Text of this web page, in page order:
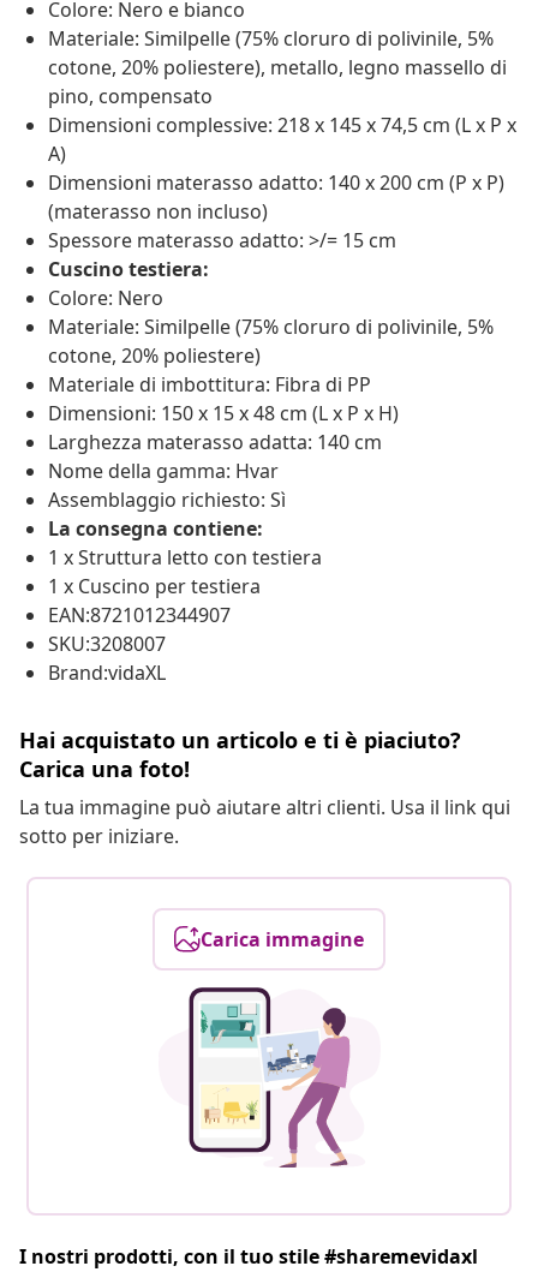
Colore: Nero e bianco
Materiale: Similpelle (75% cloruro di polivinile, 5%
cotone, 20% poliestere), metallo, legno massello di
pino, compensato
Dimensioni complessive: 218 x 145 x 74,5 cm (L x P x
A)
Dimensioni materasso adatto: 140 x 200 cm (P x P)
(materasso non incluso)
Spessore materasso adatto: >/= 15 cm
Cuscino testiera:
Colore: Nero
Materiale: Similpelle (75% cloruro di polivinile, 5%
cotone, 20% poliestere)
Materiale di imbottitura: Fibra di PP
Dimensioni: 150 x 15 x 48 cm (L x P x H)
Larghezza materasso adatta: 140 cm
Nome della gamma: Hvar
Assemblaggio richiesto: Sì
La consegna contiene:
1 x Struttura letto con testiera
1 x Cuscino per testiera
EAN:8721012344907
SKU:3208007
Brand:vidaXL
Hai acquistato un articolo e ti è piaciuto?
Carica una foto!
La tua immagine può aiutare altri clienti. Usa il link qui
sotto per iniziare.
Carica immagine
I nostri prodotti, con il tuo stile #sharemevidaxl